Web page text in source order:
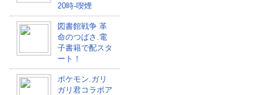
20時-喫煙
図書館戦争 革
命のつばさ.電
子書籍で配スタ
ート！
ポケモン.ガリ
ガリ君コラボア